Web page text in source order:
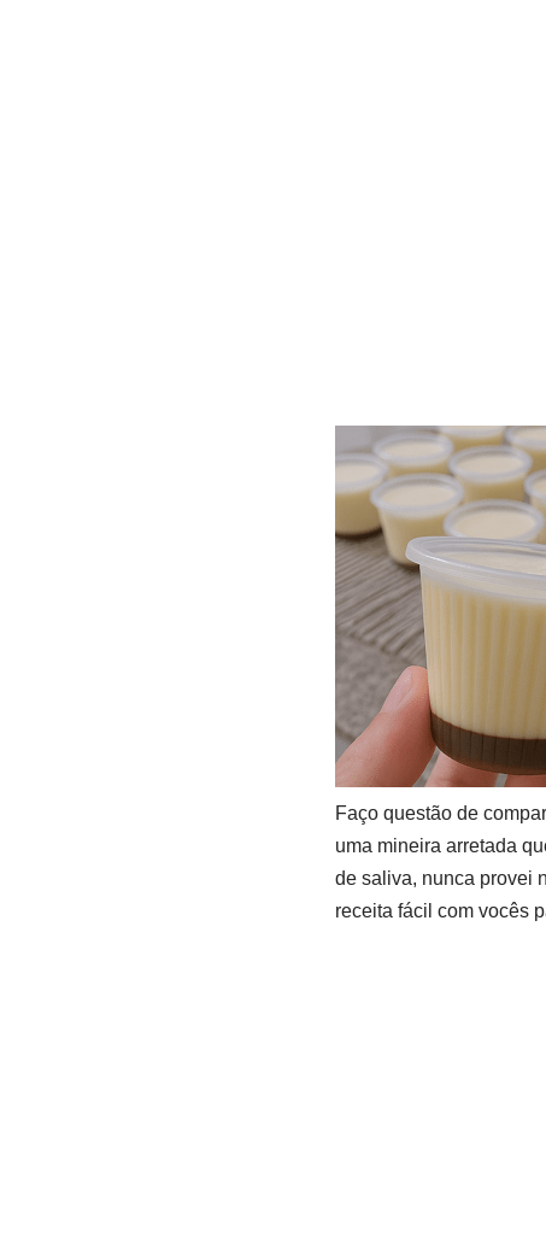
Faço questão de
uma mineira arretada
de saliva, nunca provei
receita fácil com vocês